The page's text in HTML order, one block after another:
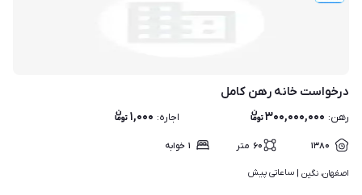
درخواست خانه رهن کامل
رهن: ۳۰۰,۰۰۰,۰۰۰ اجاره: ۱,۰۰۰
۱۳۸۰ ۶۰ متر ۱ خوابه
اصفهان، نگین | ساعاتی پیش